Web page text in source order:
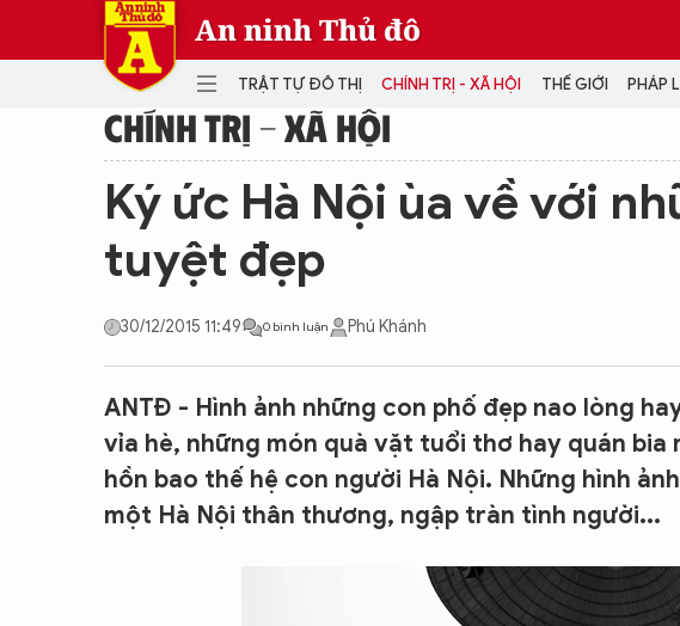
An ninh Thủ đô
TRẬT TỰ ĐÔ THỊ CHÍNH TRỊ - XÃ HỘI THẾ GIỚI PHÁP
THẾ GIỚI
THÀNH PHỐ THÔNG MINH
THỂ THAO
SỐNG Ở HÀ NỘI
KINH DOANH
MULTIMEDIA
Podcast
Video
Infographic
CHÍNH TRỊ - XÃ HỘI
Ký ức Hà Nội ùa về với
tuyệt đẹp
30/12/2015 11:49 0 bình luận Phú Khánh
ANTĐ - Hình ảnh những con phố đẹp nao lòng
vỉa hè, những món quà vặt tuổi thơ hay quán
hồn bao thế hệ con người Hà Nội. Những hình
một Hà Nội thân thương, ngập tràn tình người...